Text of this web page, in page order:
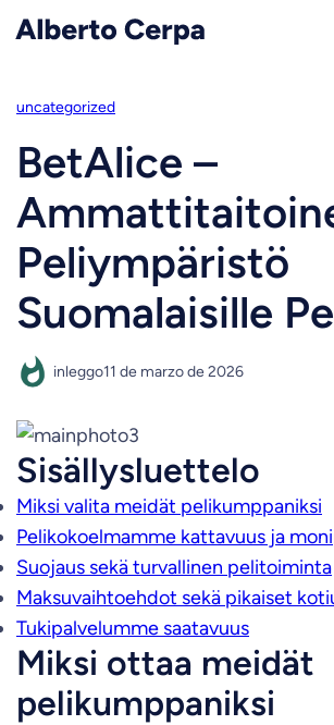
Saltar
uncategorized
BetAlice –
Peliympäristö
Suomalaisille
inleggo11 de marzo de 2026
Sisällysluettelo
Miksi valita meidät pelikumppaniksi
Pelikokoelmamme kattavuus ja
Suojaus sekä turvallinen pelitoiminta
Maksuvaihtoehdot sekä pikaiset
Tukipalvelumme saatavuus
Miksi ottaa meidät
pelikumppaniksi